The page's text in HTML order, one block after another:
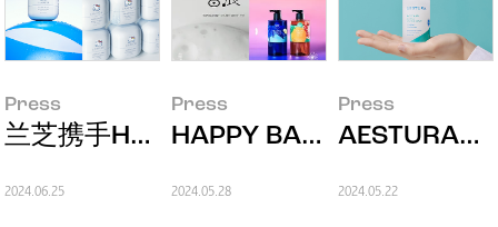
Press
兰芝携手Hello Kitty限量推出联名
2024.06.25
Press
HAPPY BATH于爱宝乐园
2024.05.28
Press
AESTURA瑷
2024.05.22